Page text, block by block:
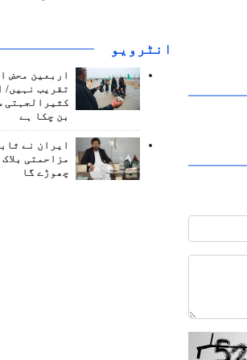
انٹرويو
اربعین محض
تقریب نہیں/
کثیرالجہتی
بن چکا ہے
ایران نے
مزاحمتی
چھوڑے گا